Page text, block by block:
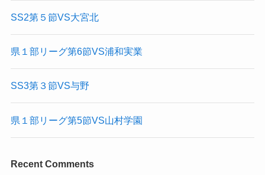
SS2第５節VS大宮北
県１部リーグ第6節VS浦和実業
SS3第３節VS与野
県１部リーグ第5節VS山村学園
Recent Comments